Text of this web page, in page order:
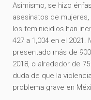
Asimismo, se hizo
asesinatos de
los feminicidios han
427 a 1,004 en el
presentado más de
2018, o alrededor de
duda de que la
problema grave en